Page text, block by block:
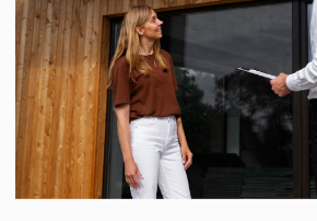
Разработка сайта
Согласие на обработку персональных данных